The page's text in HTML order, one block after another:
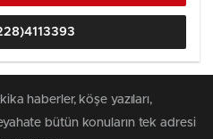
haberler, köşe yazıları,
bütün konuların tek adresi